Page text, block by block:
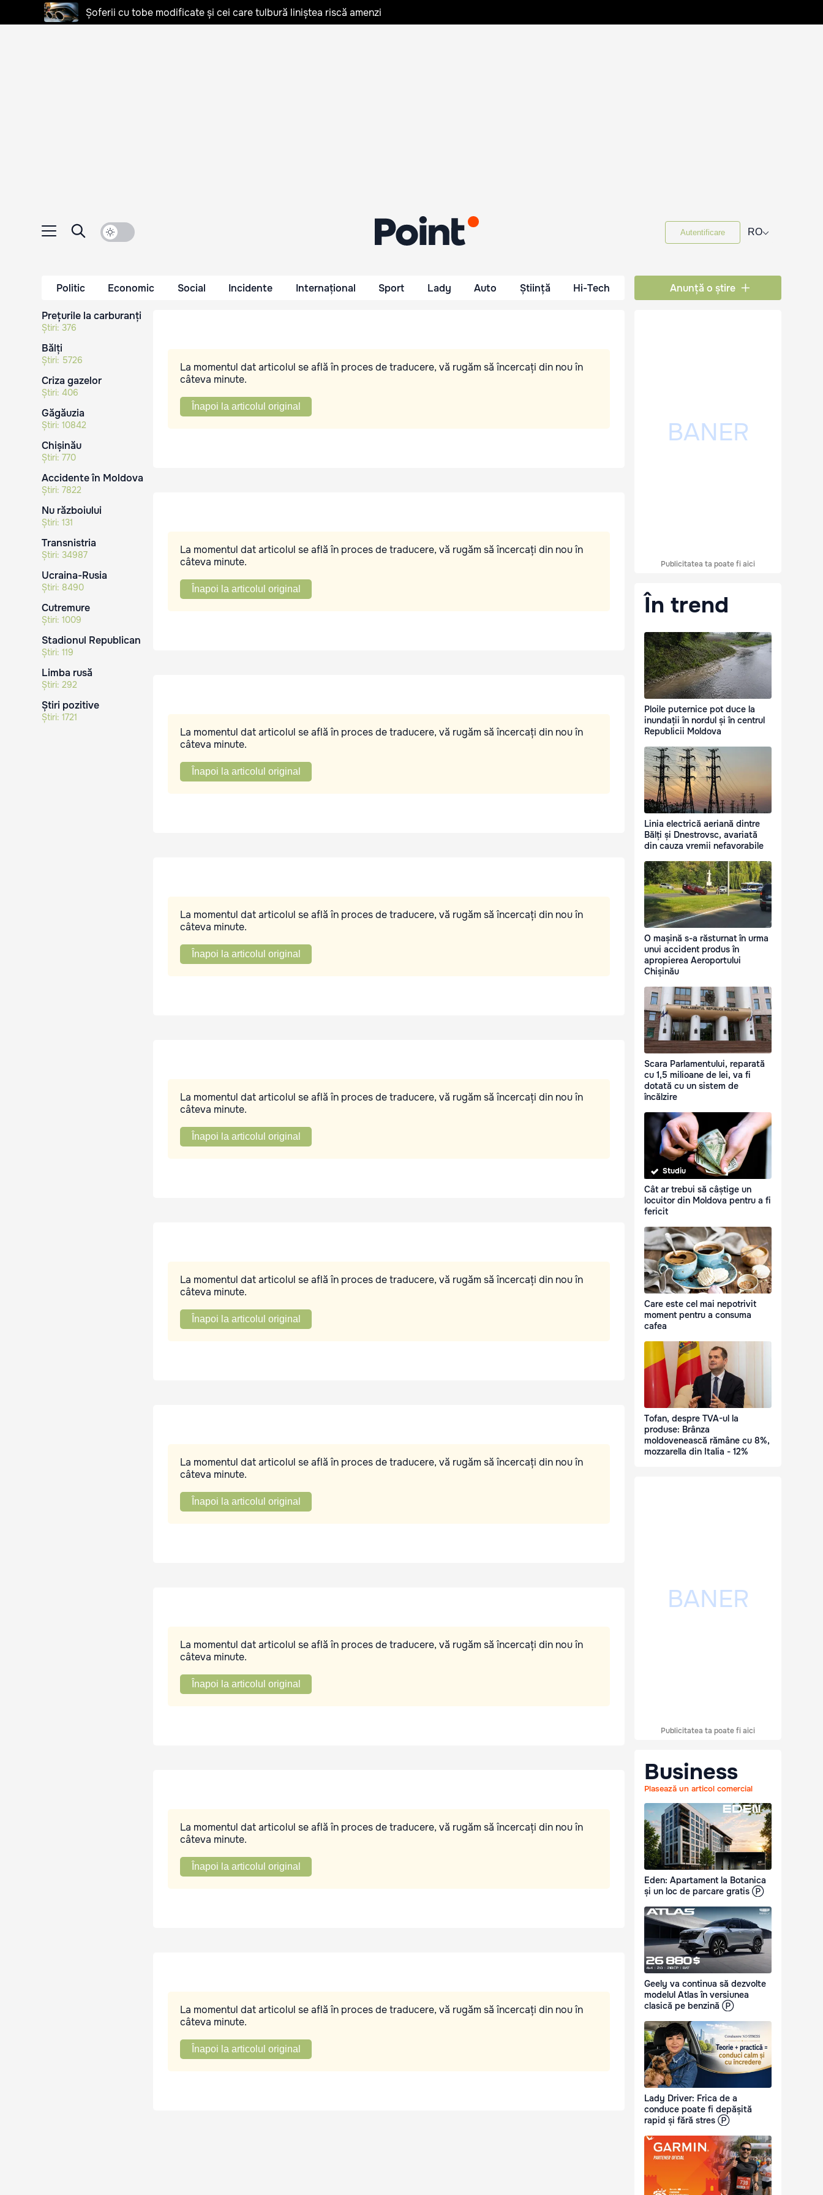
Șoferii cu tobe modificate și cei care tulbură liniștea riscă amenzi
Autentificare RO⌵
Politic Economic Social Incidente Internațional Sport Lady Auto Știință Hi-Tech Anunță o știre
Prețurile la carburanți
Știri: 376
Bălți
Știri: 5726
Criza gazelor
Știri: 406
Găgăuzia
Știri: 10842
Chișinău
Știri: 770
Accidente în Moldova
Știri: 7822
Nu războiului
Știri: 131
Transnistria
Știri: 34987
Ucraina-Rusia
Știri: 8490
Cutremure
Știri: 1009
Stadionul Republican
Știri: 119
Limba rusă
Știri: 292
Știri pozitive
Știri: 1721
La momentul dat articolul se află în proces de traducere, vă rugăm să încercați din nou în
câteva minute.
Înapoi la articolul original
La momentul dat articolul se află în proces de traducere, vă rugăm să încercați din nou în
câteva minute.
Înapoi la articolul original
La momentul dat articolul se află în proces de traducere, vă rugăm să încercați din nou în
câteva minute.
Înapoi la articolul original
La momentul dat articolul se află în proces de traducere, vă rugăm să încercați din nou în
câteva minute.
Înapoi la articolul original
La momentul dat articolul se află în proces de traducere, vă rugăm să încercați din nou în
câteva minute.
Înapoi la articolul original
La momentul dat articolul se află în proces de traducere, vă rugăm să încercați din nou în
câteva minute.
Înapoi la articolul original
La momentul dat articolul se află în proces de traducere, vă rugăm să încercați din nou în
câteva minute.
Înapoi la articolul original
La momentul dat articolul se află în proces de traducere, vă rugăm să încercați din nou în
câteva minute.
Înapoi la articolul original
La momentul dat articolul se află în proces de traducere, vă rugăm să încercați din nou în
câteva minute.
Înapoi la articolul original
La momentul dat articolul se află în proces de traducere, vă rugăm să încercați din nou în
câteva minute.
Înapoi la articolul original
Publicitatea ta poate fi aici
În trend
Ploile puternice pot duce la
inundații în nordul și în centrul
Republicii Moldova
Linia electrică aeriană dintre
Bălți și Dnestrovsc, avariată
din cauza vremii nefavorabile
O mașină s-a răsturnat în urma
unui accident produs în
apropierea Aeroportului
Chișinău
Scara Parlamentului, reparată
cu 1,5 milioane de lei, va fi
dotată cu un sistem de
încălzire
Studiu
Cât ar trebui să câștige un
locuitor din Moldova pentru a fi
fericit
Care este cel mai nepotrivit
moment pentru a consuma
cafea
Tofan, despre TVA-ul la
produse: Brânza
moldovenească rămâne cu 8%,
mozzarella din Italia - 12%
Publicitatea ta poate fi aici
Business
Plasează un articol comercial
Eden: Apartament la Botanica
și un loc de parcare gratis Ⓟ
Geely va continua să dezvolte
modelul Atlas în versiunea
clasică pe benzină Ⓟ
Lady Driver: Frica de a
conduce poate fi depășită
rapid și fără stres Ⓟ